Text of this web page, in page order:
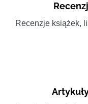
Recenzje książek,
Artykuły